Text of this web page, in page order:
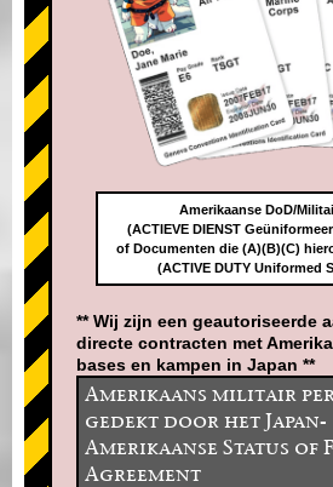
Amerikaanse DoD/
(ACTIEVE DIENST
of Documenten die (A)(B)(C)
(ACTIVE DUTY Uniformed
** Wij zijn een geautoriseerde
directe contracten met
bases en kampen in Japan **
Amerikaans militair
gedekt door het Japan-
Amerikaanse Status of
Agreement